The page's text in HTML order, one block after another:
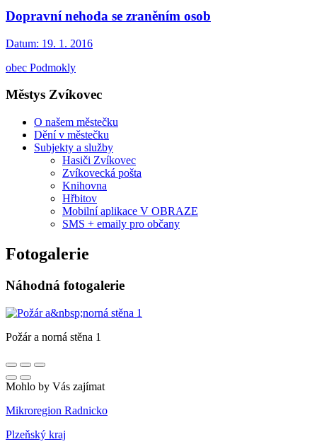
Dopravní nehoda se zraněním osob
Datum: 19. 1. 2016
obec Podmokly
Městys Zvíkovec
O našem městečku
Dění v městečku
Subjekty a služby
Hasiči Zvíkovec
Zvíkovecká pošta
Knihovna
Hřbitov
Mobilní aplikace V OBRAZE
SMS + emaily pro občany
Fotogalerie
Náhodná fotogalerie
Požár a norná stěna 1
Mohlo by Vás zajímat
Mikroregion Radnicko
Plzeňský kraj